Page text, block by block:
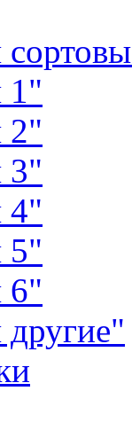
1"
2"
3"
4"
5"
6"